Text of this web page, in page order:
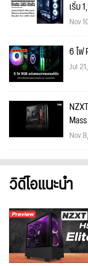
เริ่ม
Nov
6 ไฟ
Jul
Nov
วิดีโอแนะนำ